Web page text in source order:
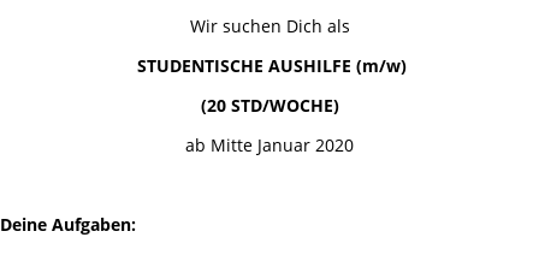
Wir suchen Dich als
STUDENTISCHE AUSHILFE (m/w)
(20 STD/WOCHE)
ab Mitte Januar 2020
Deine Aufgaben: